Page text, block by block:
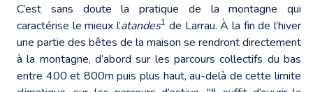
C’est sans doute la pratique de la montagne qui
caractérise le mieux l’atandes1 de Larrau. À la fin de l’hiver
une partie des bêtes de la maison se rendront directement
à la montagne, d’abord sur les parcours collectifs du bas
entre 400 et 800m puis plus haut, au-delà de cette limite